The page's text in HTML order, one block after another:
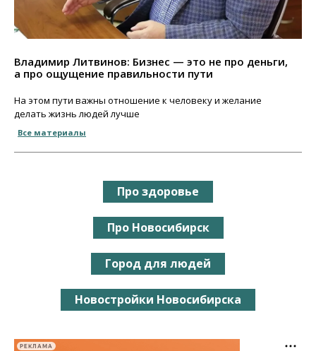
Владимир Литвинов: Бизнес — это не про деньги,
а про ощущение правильности пути
На этом пути важны отношение к человеку и желание
делать жизнь людей лучше
Все материалы
Про здоровье
Про Новосибирск
Город для людей
Новостройки Новосибирска
РЕКЛАМА